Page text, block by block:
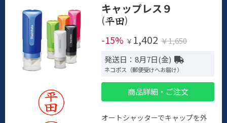
キャップレス９
(
)
-15% ￥ 1,402 ￥1,650
発送日：8月7日(金)
ネコポス（郵便受けへお届け）
商品詳細・ご注文
オートシャッターでキャップを外